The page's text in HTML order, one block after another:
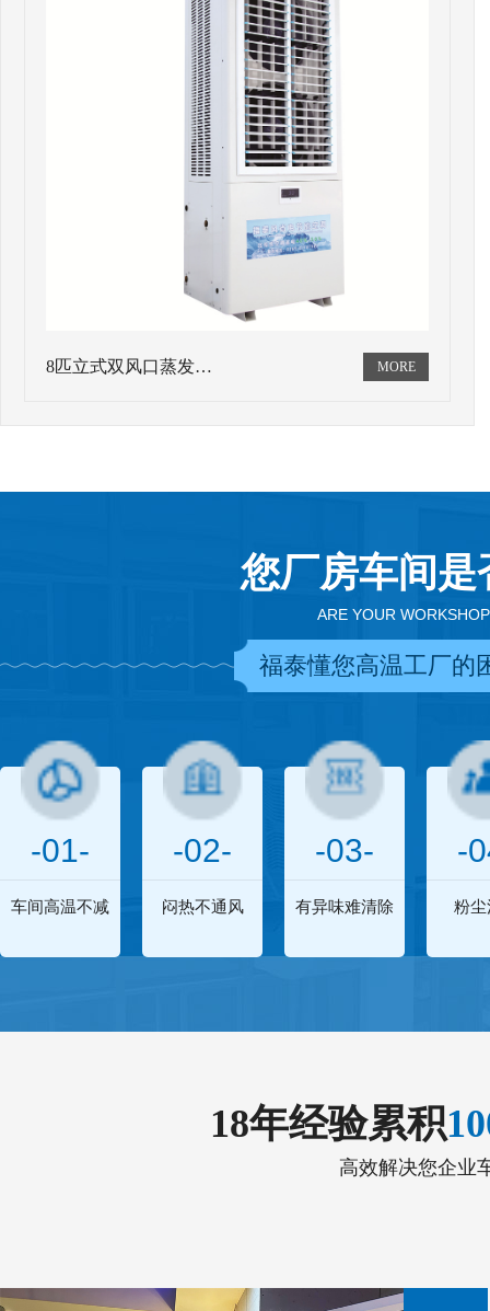
8匹立式双风口蒸发…
您厂房车间
ARE YOUR
福泰懂您高温工厂的
-01-
车间高温不减
-02-
闷热不通风
-03-
有异味难清除
-
粉尘
18年经验累积
高效解决您企业